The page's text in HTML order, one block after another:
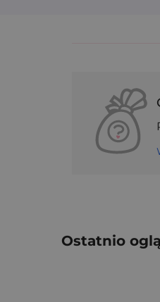
Ostatnio